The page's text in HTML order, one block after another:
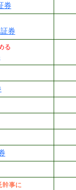
券
券
る
幹事に